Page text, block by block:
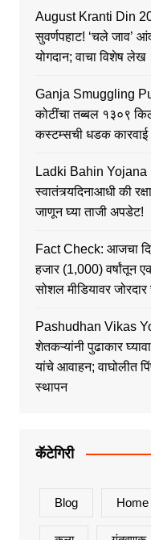
August Kranti Din
सुवर्णपहाट! ‘चले जाव’
योगदान; वाचा विशेष लेख
Ganja Smuggling
कोटींचा तब्बल १३०९
कस्टम्सची धडक कारवाई
Ladki Bahin Yojana
स्वातंत्र्यदिनाआधी की
जाणून घ्या ताजी अपडेट!
Fact Check: आजचा
हजार (1,000) वर्षांतून
सोशल मीडियावर जोरदार
Pashudhan Vikas
शेतकऱ्यांनी पुढाकार
यांचे आवाहन; वाघोलीत
स्थापन
कॅटेगिरी
Blog Home